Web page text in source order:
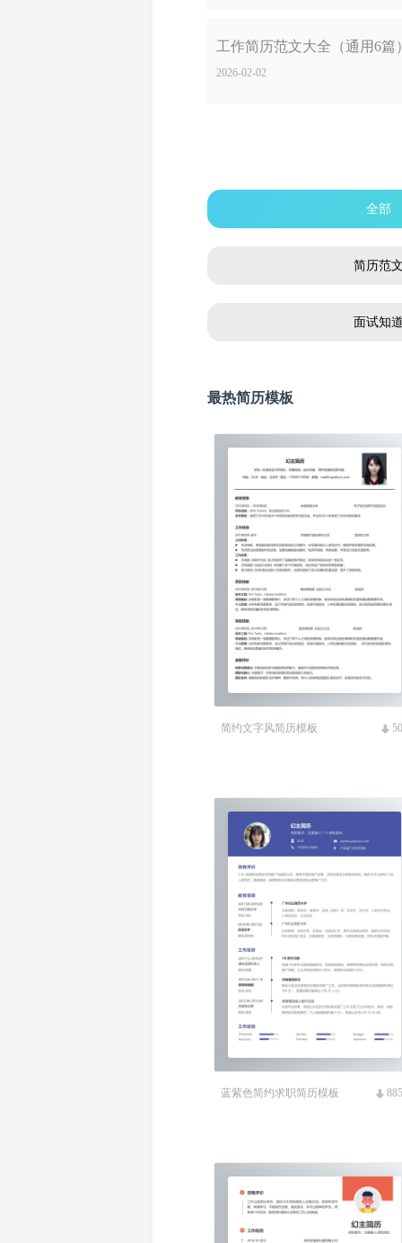
工作简历范文大全（通用6篇
2026-02-02
全部
简历范
面试知
最热简历模板
简约文字风简历模板
蓝紫色简约求职简历模板